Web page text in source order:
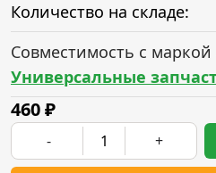
Количество на складе:
Совместимость с
Универсальные
460₽
- +